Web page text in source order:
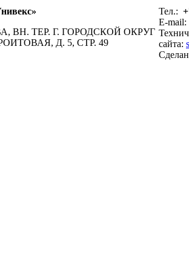
ВН. ТЕР. Г. ГОРОДСКОЙ ОКРУГ
Д. 5, СТР. 49
Тел.:
E-mail:
сайта: